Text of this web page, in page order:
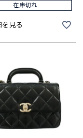
在庫切れ
見る